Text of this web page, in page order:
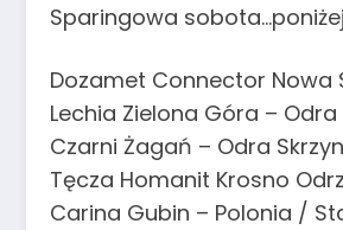
Sparingowa
Dozamet Connector Nowa
Lechia Zielona Góra –
Czarni Żagań – Odra
Tęcza Homanit Krosno
Carina Gubin – Polonia /